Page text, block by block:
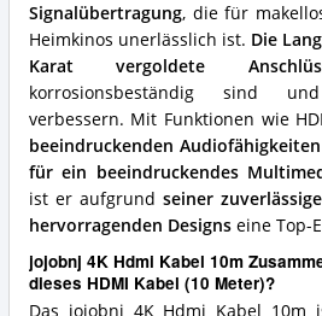
Signalübertragung, die für
Heimkinos unerlässlich ist. Die
Karat vergoldete
korrosionsbeständig sind
verbessern. Mit Funktionen wie
beeindruckenden
für ein beeindruckendes
ist er aufgrundseiner
hervorragenden Designseine Top-
jojobnj 4K Hdmi Kabel 10m
dieses HDMI Kabel (10 Meter)?
Das jojobnj 4K Hdmi Kabel 10m